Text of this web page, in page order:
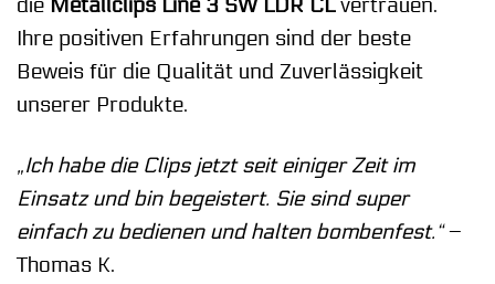
die Metallclips Line 3 SW LDR CLvertrauen.
Ihre positiven Erfahrungen sind der beste
Beweis für die Qualität und Zuverlässigkeit
unserer Produkte.
„Ich habe die Clips jetzt seit einiger Zeit im
Einsatz und bin begeistert. Sie sind super
einfach zu bedienen und halten bombenfest.“–
Thomas K.